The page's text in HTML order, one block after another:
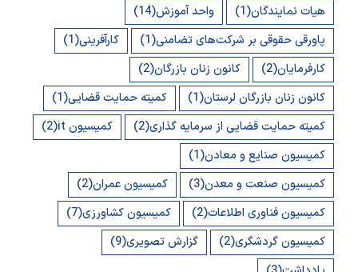
هیات نمایندگان(1) واحد آموزش(14)
پاورقی حقوقی بر شرکت‌های تضامنی(1) کارآفرینی(1)
کارفرمایان(2) کانون زنان بازرگان(2)
کانون زنان بازرگان لرستان(1) کمیته حمایت قضایی(1)
کمیته حمایت قضایی از سرمایه گذاری(2) کمیسیون it
(2)
کمیسیون صنایع و معادن(1)
کمیسیون صنعت و معدن(3) کمیسیون عمران(2)
کمیسیون فناوری اطلاعات(2) کمیسیون کشاورزی(7)
کمیسیون گردشگری(2) گزارش تصویری(9)